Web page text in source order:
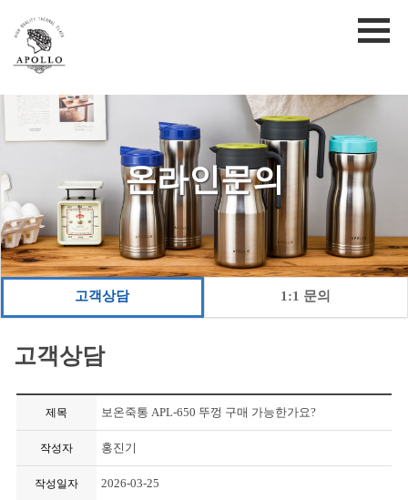
온라인문의
고객상담 1:1 문의
고객상담
제목 보온죽통 APL-650 뚜껑 구매 가능한가요?
작성자 홍진기
작성일자 2026-03-25